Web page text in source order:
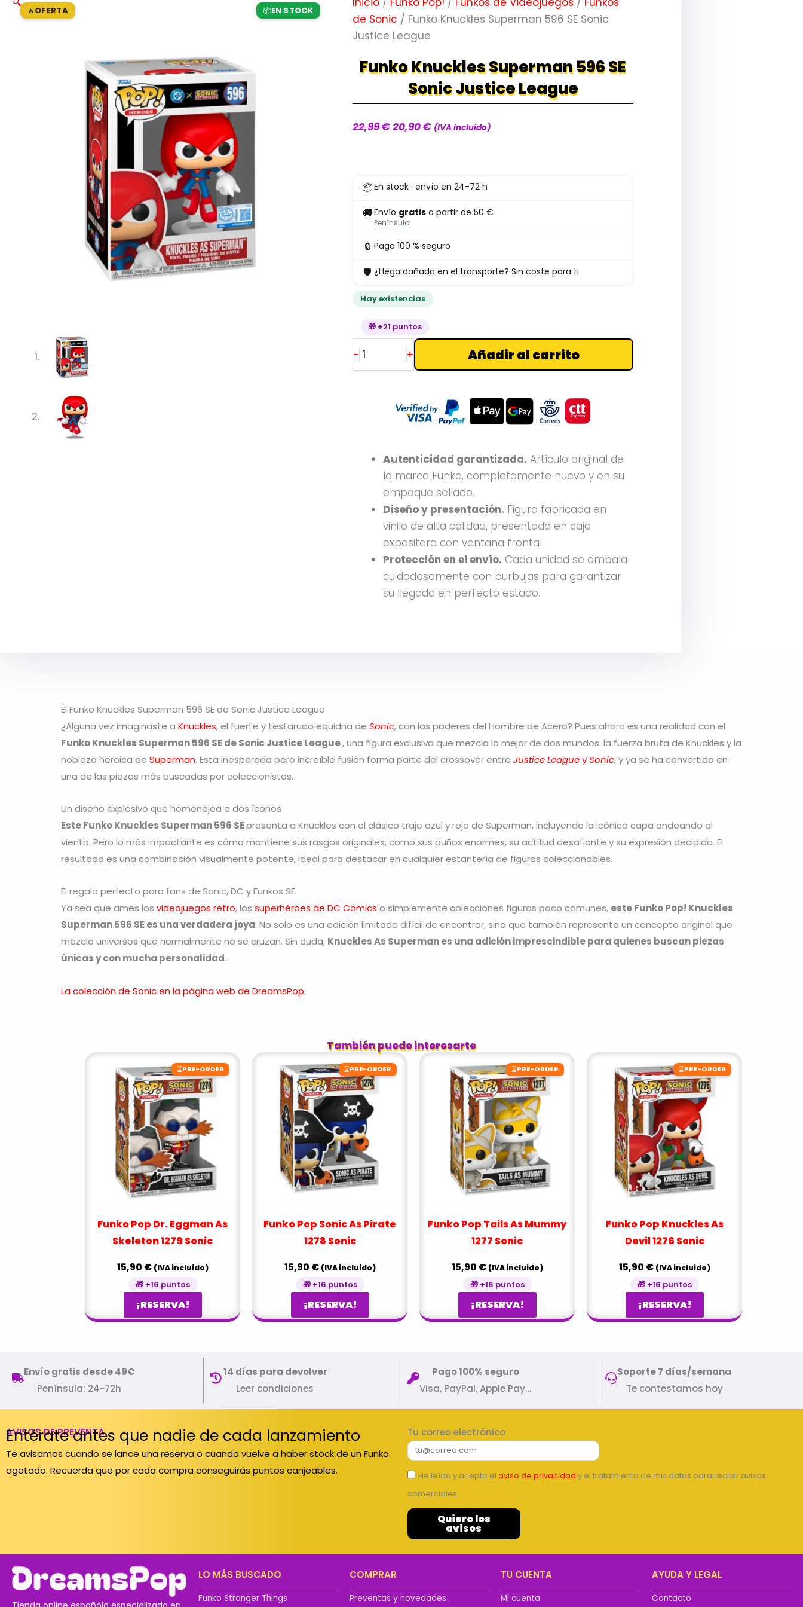
📦EN STOCK
🔥OFERTA
de Sonic / Funko Knuckles Superman 596 SE Sonic
Justice League
Funko Knuckles Superman 596 SE
Sonic Justice League
22,99€El
22,99 €.
20,90€El
20,90 €.
(IVA incluido)
📦En stock · envío en 24-72 h
🚚 Envío gratis a partir de 50 €
Península
🔒 Pago 100 % seguro
🛡 ¿Llega dañado en el transporte? Sin coste para ti
Hay existencias
🎁 +21 puntos
-
Knuckles
Superman
596
SE
Justice
League
cantidad
+ Añadir al carrito
Autenticidad garantizada. Artículo original de
la marca Funko, completamente nuevo y en su
empaque sellado.
Diseño y presentación. Figura fabricada en
vinilo de alta calidad, presentada en caja
expositora con ventana frontal.
Protección en el envío. Cada unidad se embala
cuidadosamente con burbujas para garantizar
su llegada en perfecto estado.
El Funko Knuckles Superman 596 SE de Sonic Justice League
¿Alguna vez imaginaste a Knuckles, el fuerte y testarudo equidna de Sonic, con los poderes del Hombre de Acero? Pues ahora es una realidad con el
Funko Knuckles Superman 596 SE de Sonic Justice League, una figura exclusiva que mezcla lo mejor de dos mundos: la fuerza bruta de Knuckles y la
nobleza heroica de Superman. Esta inesperada pero increíble fusión forma parte del crossover entre Justice LeagueySonic, y ya se ha convertido en
una de las piezas más buscadas por coleccionistas.
Un diseño explosivo que homenajea a dos íconos
Este Funko Knuckles Superman 596 SEpresenta a Knuckles con el clásico traje azul y rojo de Superman, incluyendo la icónica capa ondeando al
viento. Pero lo más impactante es cómo mantiene sus rasgos originales, como sus puños enormes, su actitud desafiante y su expresión decidida. El
resultado es una combinación visualmente potente, ideal para destacar en cualquier estantería de figuras coleccionables.
El regalo perfecto para fans de Sonic, DC y Funkos SE
Ya sea que ames los videojuegos retro, los superhéroes de DC Comics o simplemente colecciones figuras poco comunes, este Funko Pop! Knuckles
Superman 596 SE es una verdadera joya. No solo es una edición limitada difícil de encontrar, sino que también representa un concepto original que
mezcla universos que normalmente no se cruzan. Sin duda, Knuckles As Superman es una adición imprescindible para quienes buscan piezas
únicas y con mucha personalidad.
La colección de Sonic en la página web de DreamsPop.
También puede interesarte
⌛PRE-ORDER
Funko Pop Dr. Eggman As
Skeleton 1279 Sonic
15,90 € (IVA incluido)
🎁 +16 puntos
¡RESERVA!
⌛PRE-ORDER
Funko Pop Sonic As Pirate
1278 Sonic
15,90 € (IVA incluido)
🎁 +16 puntos
¡RESERVA!
⌛PRE-ORDER
Funko Pop Tails As Mummy
1277 Sonic
15,90 € (IVA incluido)
🎁 +16 puntos
¡RESERVA!
⌛PRE-ORDER
Funko Pop Knuckles As
Devil 1276 Sonic
15,90 € (IVA incluido)
🎁 +16 puntos
¡RESERVA!
Envío gratis desde 49€
Península: 24-72h
14 días para devolver
Leer condiciones
Pago 100% seguro
Visa, PayPal, Apple Pay…
Soporte 7 días/semana
Te contestamos hoy
AVISOS DE PREVENTA
Entérate antes que nadie de cada lanzamiento
Te avisamos cuando se lance una reserva o cuando vuelve a haber stock de un Funko
agotado. Recuerda que por cada compra conseguirás puntos canjeables.
Tu correo electrónico
He leído y acepto el aviso de privacidad y el tratamiento de mis datos para recibir avisos
comerciales.
Quiero los
avisos
LO MÁS BUSCADO
Funko Stranger Things
COMPRAR
Preventas y novedades
TU CUENTA
Mi cuenta
AYUDA Y LEGAL
Contacto